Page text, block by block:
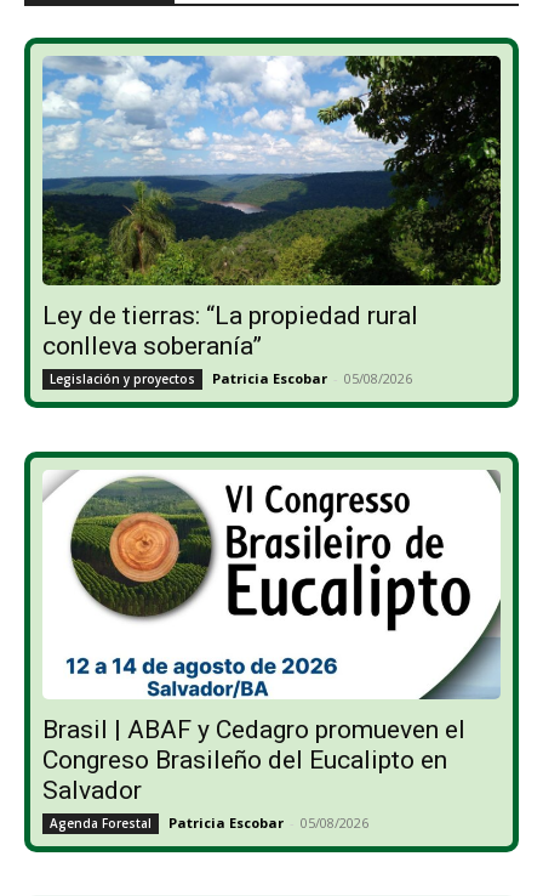
Ley de tierras: “La propiedad rural
conlleva soberanía”
Legislación y proyectos Patricia Escobar - 05/08/2026
Brasil | ABAF y Cedagro promueven el
Congreso Brasileño del Eucalipto en
Salvador
Agenda Forestal Patricia Escobar - 05/08/2026